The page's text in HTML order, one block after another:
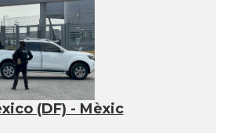
(DF) - Mèxic